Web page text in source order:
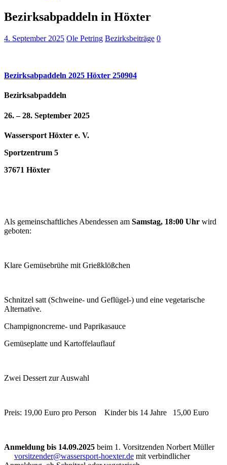
Bezirksabpaddeln in Höxter
4. September 2025 Ole Petring Bezirksbeiträge 0
Bezirksabpaddeln 2025 Höxter 250904
Bezirksabpaddeln
26. – 28. September 2025
Wassersport Höxter e. V.
Sportzentrum 5
37671 Höxter
Als gemeinschaftliches Abendessen am Samstag, 18:00 Uhr wird
geboten:
Klare Gemüsebrühe mit Grießklößchen
Schnitzel satt (Schweine- und Geflügel-) und eine vegetarische
Alternative.
Champignoncreme- und Paprikasauce
Gemüseplatte und Kartoffelauflauf
Zwei Dessert zur Auswahl
Preis: 19,00 Euro pro Person Kinder bis 14 Jahre 15,00 Euro
Anmeldung bis 14.09.2025 beim 1. Vorsitzenden Norbert Müller
vorsitzender@wassersport-hoexter.de mit verbindlicher